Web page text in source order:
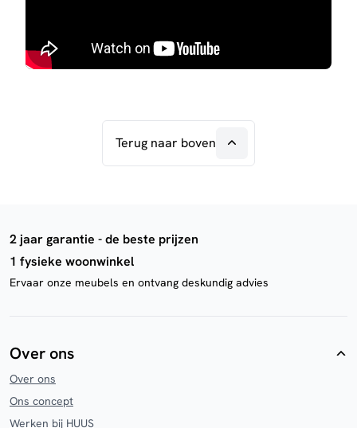
Terug naar boven
2 jaar garantie - de beste prijzen
1 fysieke woonwinkel
Ervaar onze meubels en ontvang deskundig advies
Over ons
Over ons
Ons concept
Werken bij HUUS